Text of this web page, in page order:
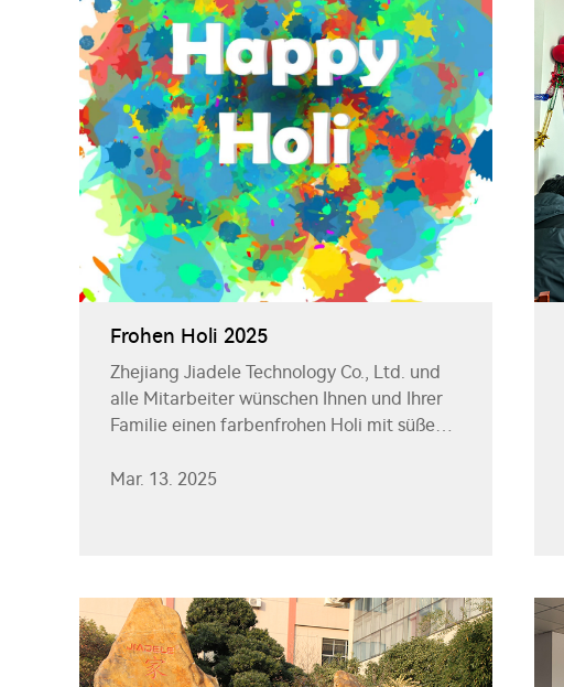
Frohen Holi 2025
Zhejiang Jiadele Technology Co., Ltd. und
alle Mitarbeiter wünschen Ihnen und Ihrer
Familie einen farbenfrohen Holi mit süßen
Momente mit Ihren Liebsten erleben.
Mar. 13. 2025